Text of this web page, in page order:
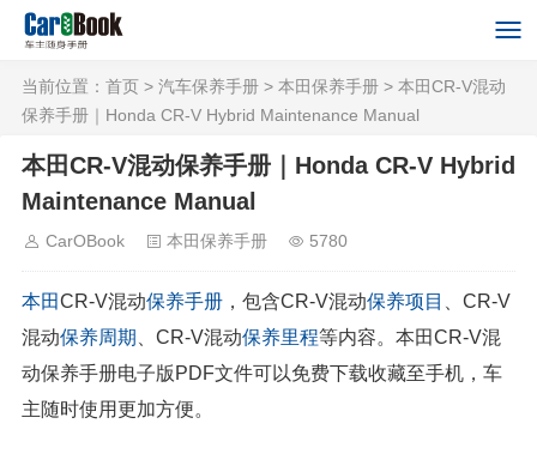
当前位置： 首页 > 汽车保养手册 > 本田保养手册 > 本田CR-V混动
保养手册｜Honda CR-V Hybrid Maintenance Manual
本田CR-V混动保养手册｜Honda CR-V Hybrid
Maintenance Manual
CarOBook 本田保养手册 5780
本田CR-V混动保养手册 ，包含CR-V混动保养项目
、CR-V
混动保养周期 、CR-V混动保养里程等内容。本田CR-V混
动保养手册电子版PDF文件可以免费下载收藏至手机，车
主随时使用更加方便。